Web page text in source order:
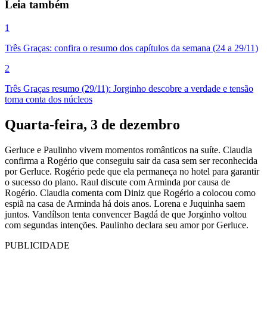
Leia também
1
Três Graças: confira o resumo dos capítulos da semana (24 a 29/11)
2
Três Graças resumo (29/11): Jorginho descobre a verdade e tensão
toma conta dos núcleos
Quarta-feira, 3 de dezembro
Gerluce e Paulinho vivem momentos românticos na suíte. Claudia
confirma a Rogério que conseguiu sair da casa sem ser reconhecida
por Gerluce. Rogério pede que ela permaneça no hotel para garantir
o sucesso do plano. Raul discute com Arminda por causa de
Rogério. Claudia comenta com Diniz que Rogério a colocou como
espiã na casa de Arminda há dois anos. Lorena e Juquinha saem
juntos. Vandílson tenta convencer Bagdá de que Jorginho voltou
com segundas intenções. Paulinho declara seu amor por Gerluce.
PUBLICIDADE